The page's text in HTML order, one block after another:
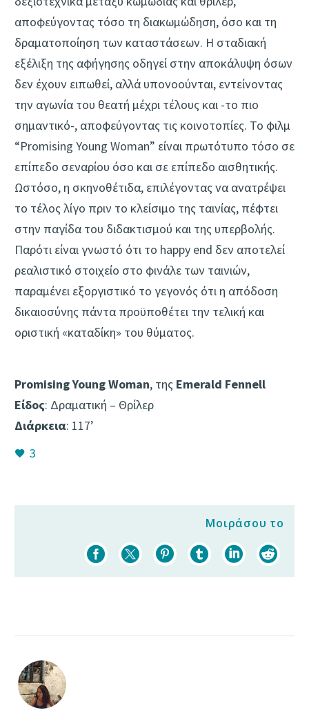
αποφεύγοντας τόσο τη διακωμώδηση, όσο και τη
δραματοποίηση των καταστάσεων. Η σταδιακή
εξέλιξη της αφήγησης οδηγεί στην αποκάλυψη όσων
δεν έχουν ειπωθεί, αλλά υπονοούνται, εντείνοντας
την αγωνία του θεατή μέχρι τέλους και -το πιο
σημαντικό-, αποφεύγοντας τις κοινοτοπίες. Το φιλμ
“Promising Young Woman” είναι πρωτότυπο τόσο σε
επίπεδο σεναρίου όσο και σε επίπεδο αισθητικής.
Ωστόσο, η σκηνοθέτιδα, επιλέγοντας να ανατρέψει
το τέλος λίγο πριν το κλείσιμο της ταινίας, πέφτει
στην παγίδα του διδακτισμού και της υπερβολής.
Παρότι είναι γνωστό ότι το happy end δεν αποτελεί
ρεαλιστικό στοιχείο στο φινάλε των ταινιών,
παραμένει εξοργιστικό το γεγονός ότι η απόδοση
δικαιοσύνης πάντα προϋποθέτει την τελική και
οριστική «καταδίκη» του θύματος.
Promising Young Woman, της Emerald Fennell
Είδος: Δραματική – Θρίλερ
Διάρκεια: 117’
3
Μοιράσου το